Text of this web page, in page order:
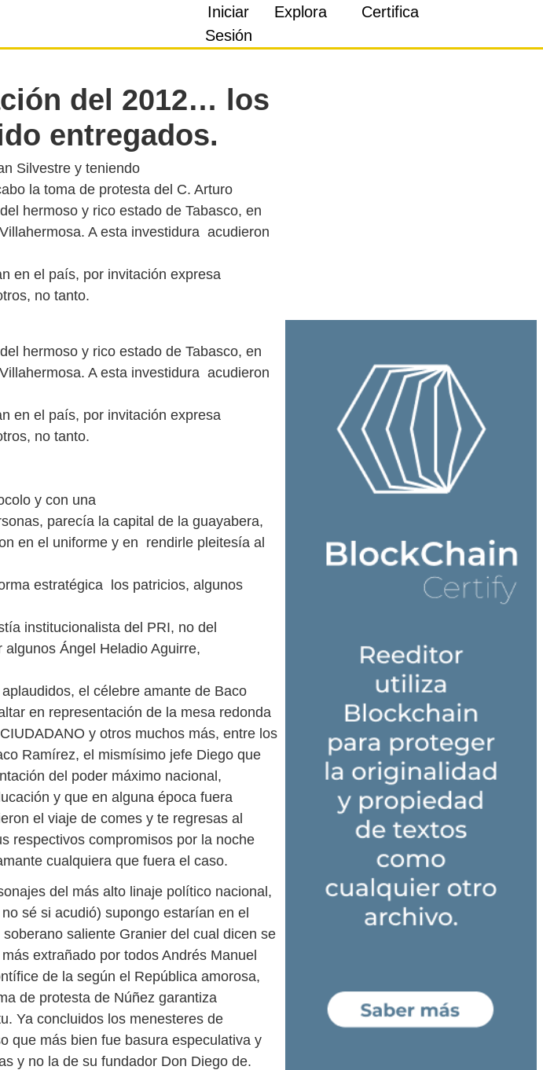
Iniciar
Sesión
Explora Certifica
del 2012… los
entregados.
Silvestre y teniendo
la toma de protesta del C. Arturo
hermoso y rico estado de Tabasco, en
A esta investidura acudieron
en el país, por invitación expresa
hermoso y rico estado de Tabasco, en
A esta investidura acudieron
en el país, por invitación expresa
no tanto.
y con una
parecía la capital de la guayabera,
en el uniforme y en rendirle pleitesía al
estratégica los patricios, algunos
institucionalista del PRI, no del
Ángel Heladio Aguirre,
el célebre amante de Baco
en representación de la mesa redonda
y otros muchos más, entre los
Ramírez, el mismísimo jefe Diego que
del poder máximo nacional,
y que en alguna época fuera
el viaje de comes y te regresas al
respectivos compromisos por la noche
cualquiera que fuera el caso.
del más alto linaje político nacional,
sé si acudió) supongo estarían en el
saliente Granier del cual dicen se
extrañado por todos Andrés Manuel
de la según el República amorosa,
de protesta de Núñez garantiza
Ya concluidos los menesteres de
que más bien fue basura especulativa y
y no la de su fundador Don Diego de.